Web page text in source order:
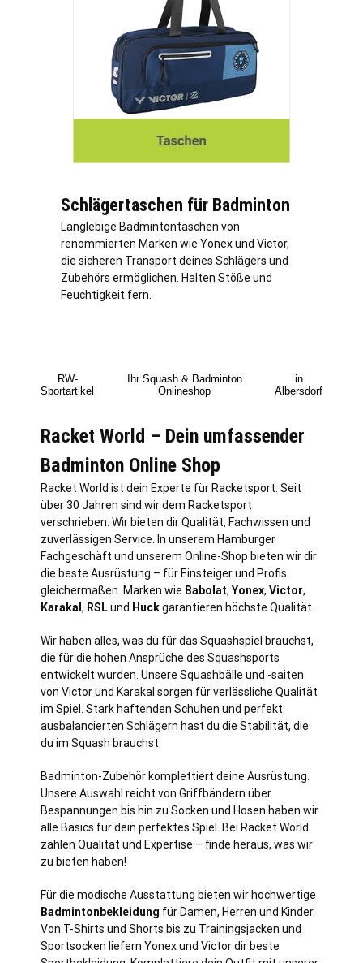
Schlägertaschen für Badminton
Langlebige Badmintontaschen von
renommierten Marken wie Yonex und Victor,
die sicheren Transport deines Schlägers und
Zubehörs ermöglichen. Halten Stöße und
Feuchtigkeit fern.
RW-
Sportartikel
Ihr Squash & Badminton
Onlineshop
in
Albersdorf
Racket World – Dein umfassender
Badminton Online Shop
Racket World ist dein Experte für Racketsport. Seit
über 30 Jahren sind wir dem Racketsport
verschrieben. Wir bieten dir Qualität, Fachwissen und
zuverlässigen Service. In unserem Hamburger
Fachgeschäft und unserem Online-Shop bieten wir dir
die beste Ausrüstung – für Einsteiger und Profis
gleichermaßen. Marken wie Babolat, Yonex, Victor,
Karakal , RSLund Huckgarantieren höchste Qualität.
Wir haben alles, was du für das Squashspiel brauchst,
die für die hohen Ansprüche des Squashsports
entwickelt wurden. Unsere Squashbälle und -saiten
von Victor und Karakal sorgen für verlässliche Qualität
im Spiel. Stark haftenden Schuhen und perfekt
ausbalancierten Schlägern hast du die Stabilität, die
du im Squash brauchst.
Badminton-Zubehör komplettiert deine Ausrüstung.
Unsere Auswahl reicht von Griffbändern über
Bespannungen bis hin zu Socken und Hosen haben wir
alle Basics für dein perfektes Spiel. Bei Racket World
zählen Qualität und Expertise – finde heraus, was wir
zu bieten haben!
Für die modische Ausstattung bieten wir hochwertige
Badmintonbekleidung für Damen, Herren und Kinder.
Von T-Shirts und Shorts bis zu Trainingsjacken und
Sportsocken liefern Yonex und Victor dir beste